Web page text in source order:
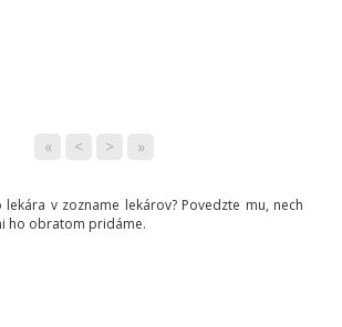
« < > »
lekára v zozname lekárov? Povedzte mu, nech
ho obratom pridáme.